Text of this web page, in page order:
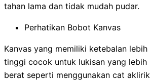
tahan lama dan tidak mudah pudar.
Perhatikan Bobot Kanvas
Kanvas yang memiliki ketebalan lebih
tinggi cocok untuk lukisan yang lebih
berat seperti menggunakan cat aklirik